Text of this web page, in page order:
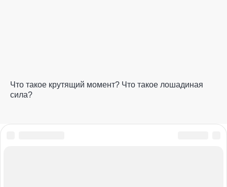
Что такое крутящий момент? Что такое лошадиная
сила?